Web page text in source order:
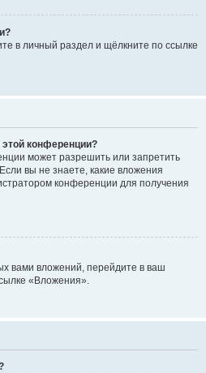
в личный раздел и щёлкните по ссылке
конференции?
может разрешить или запретить
вы не знаете, какие вложения
конференции для получения
вами вложений, перейдите в ваш
«Вложения».